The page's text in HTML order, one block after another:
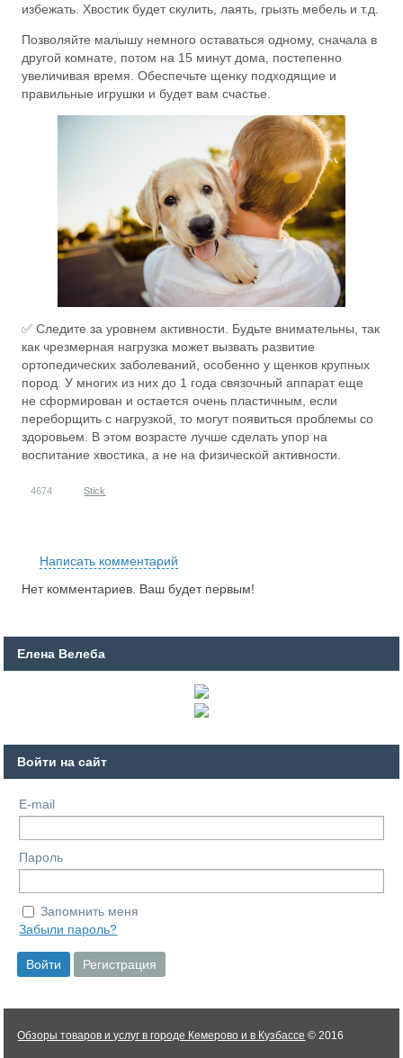
избежать. Хвостик будет скулить, лаять, грызть мебель и т.д.
Позволяйте малышу немного оставаться одному, сначала в
другой комнате, потом на 15 минут дома, постепенно
увеличивая время. Обеспечьте щенку подходящие и
правильные игрушки и будет вам счастье.
✅ Следите за уровнем активности. Будьте внимательны, так
как чрезмерная нагрузка может вызвать развитие
ортопедических заболеваний, особенно у щенков крупных
пород. У многих из них до 1 года связочный аппарат еще
не сформирован и остается очень пластичным, если
переборщить с нагрузкой, то могут появиться проблемы со
здоровьем. В этом возрасте лучше сделать упор на
воспитание хвостика, а не на физической активности.
4674 Stick
Написать комментарий
Нет комментариев. Ваш будет первым!
Елена Велеба
Войти на сайт
E-mail
Пароль
Запомнить меня
Забыли пароль?
Обзоры товаров и услуг в городе Кемерово и в Кузбассе © 2016